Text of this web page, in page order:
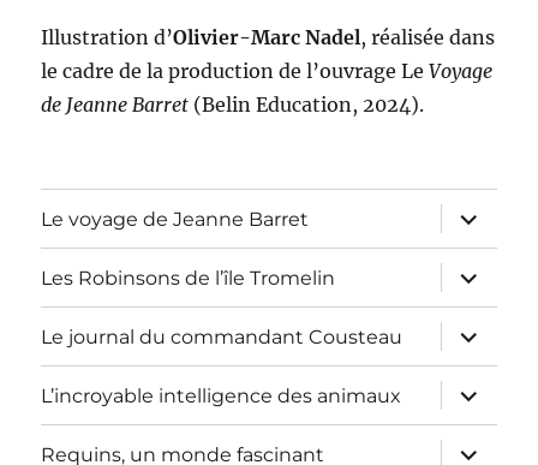
Illustration d’Olivier-Marc Nadel, réalisée dans
le cadre de la production de l’ouvrage LeVoyage
de Jeanne Barret (Belin Education, 2024).
Le voyage de Jeanne Barret
ouvrir
le
sous-
menu
Les Robinsons de l’île Tromelin
ouvrir
le
sous-
menu
Le journal du commandant Cousteau
ouvrir
le
sous-
menu
L’incroyable intelligence des animaux
ouvrir
le
sous-
menu
Requins, un monde fascinant
ouvrir